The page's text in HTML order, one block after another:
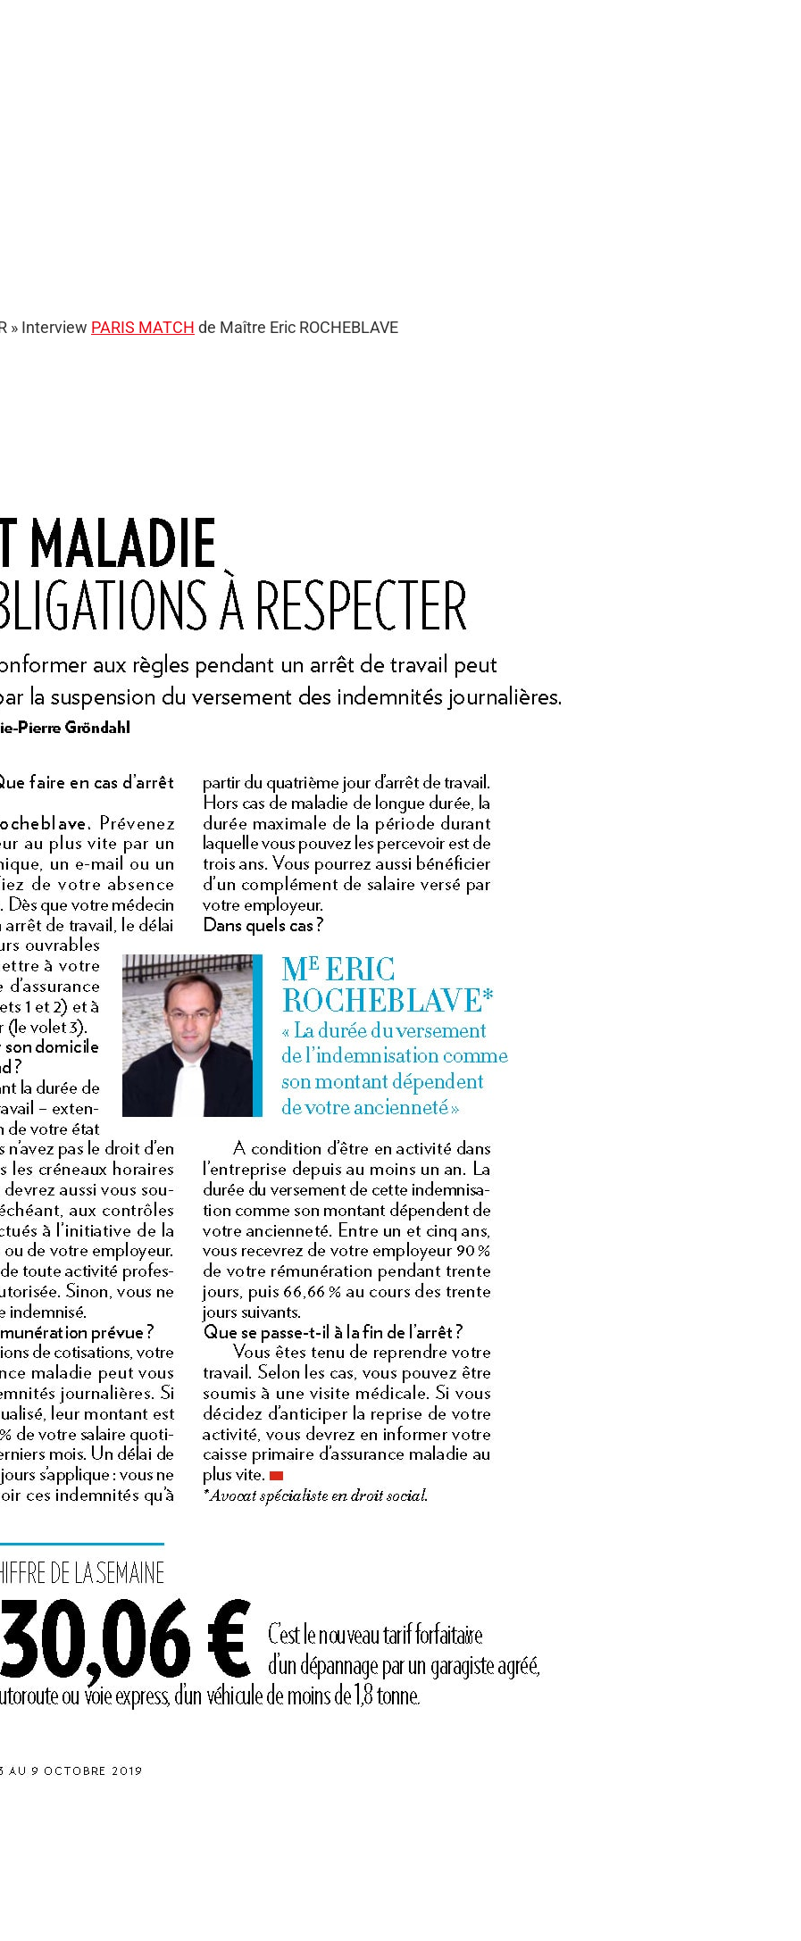
» Interview PARIS MATCH de Maître Eric ROCHEBLAVE